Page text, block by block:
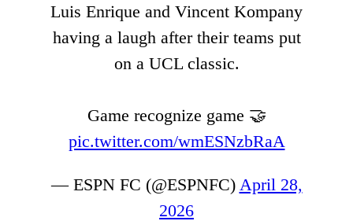
Luis Enrique and Vincent Kompany
having a laugh after their teams put
on a UCL classic.
Game recognize game 🤝
pic.twitter.com/wmESNzbRaA
— ESPN FC (@ESPNFC) April 28,
2026